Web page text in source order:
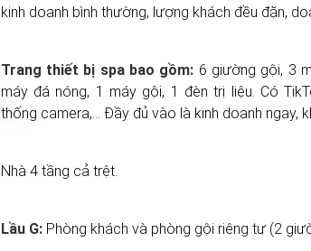
kinh doanh bình thường, lượng khách đều đặn,
Trang thiết bị spa bao gồm: 6 giường gội, 3
máy đá nóng, 1 máy gội, 1 đèn trị liệu. Có
thống camera,... Đầy đủ vào là kinh doanh ngay,
Nhà 4 tầng cả trệt.
Lầu G:Phòng khách và phòng gội riêng tư (2